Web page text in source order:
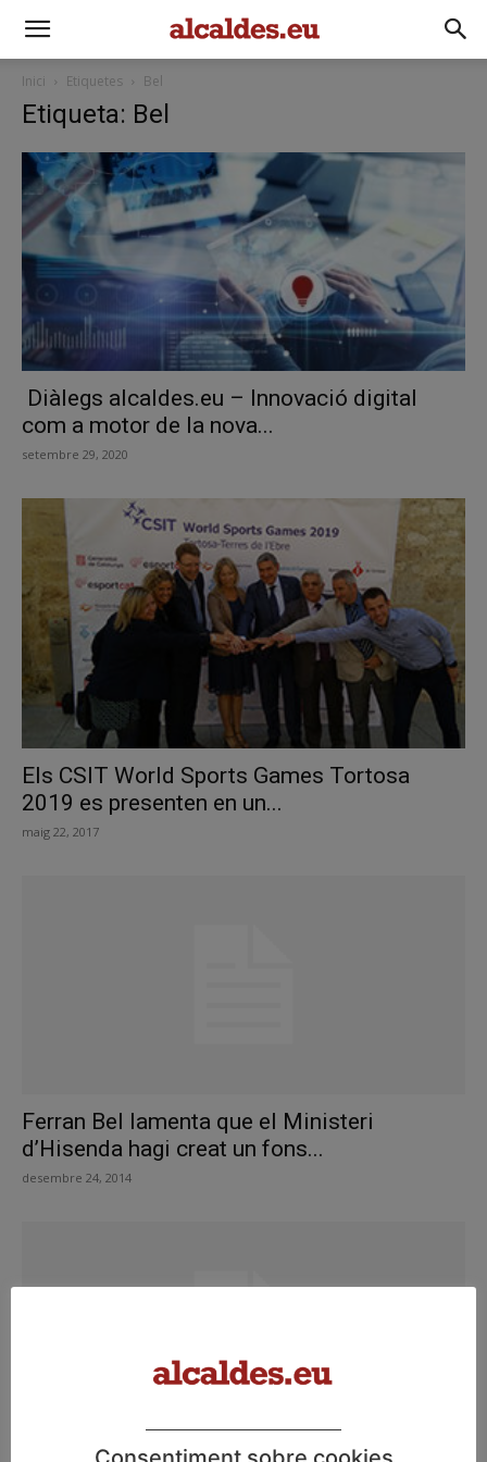
Inici Etiquetes Bel
Etiqueta: Bel
Diàlegs alcaldes.eu – Innovació digital
com a motor de la nova...
setembre 29, 2020
Els CSIT World Sports Games Tortosa
2019 es presenten en un...
maig 22, 2017
Ferran Bel lamenta que el Ministeri
d’Hisenda hagi creat un fons...
desembre 24, 2014